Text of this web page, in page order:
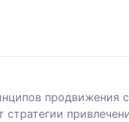
стратегии